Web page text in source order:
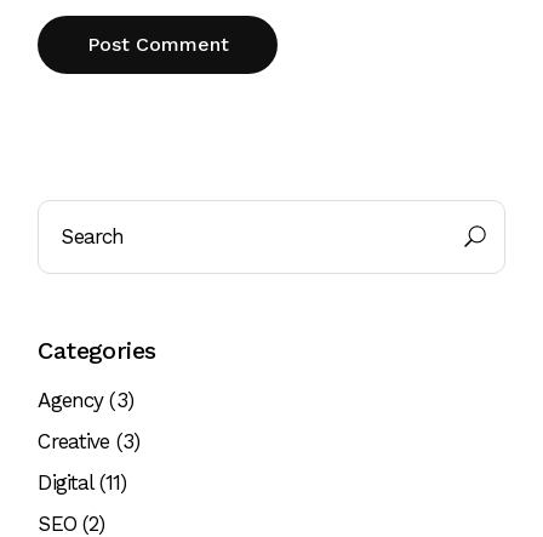
Post Comment
Categories
Agency(3)
Creative (3)
Digital(11)
SEO(2)